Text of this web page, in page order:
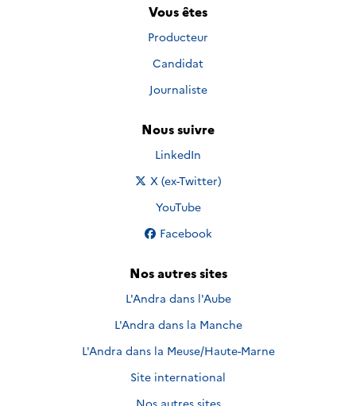
Vous êtes
Producteur
Candidat
Journaliste
Nous suivre
Nous suivre sur
LinkedIn
Nous suivre sur
X (ex-Twitter)
Nous suivre sur
YouTube
Nous suivre sur
Facebook
Nos autres sites
L'Andra dans l'Aube
L'Andra dans la Manche
L'Andra dans la Meuse/Haute-Marne
Site international